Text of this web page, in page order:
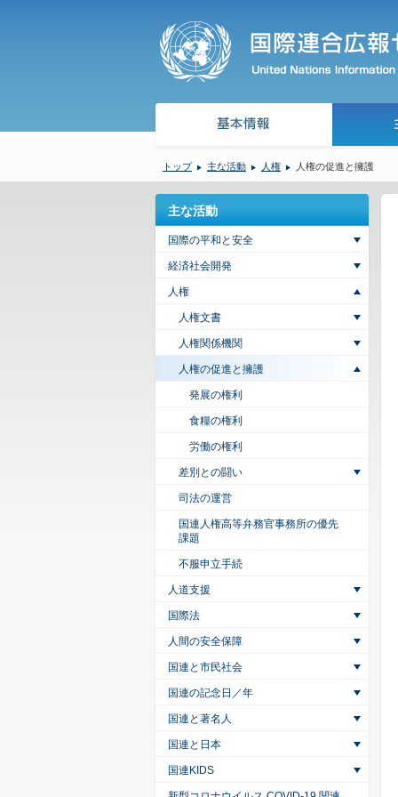
トップ 主な活動 人権 人権の促進と擁護
主な活動
国際の平和と安全
経済社会開発
人権
人権文書
人権関係機関
人権の促進と擁護
発展の権利
食糧の権利
労働の権利
差別との闘い
司法の運営
国連人権高等弁務官事務所の優先
課題
不服申立手続
人道支援
国際法
人間の安全保障
国連と市民社会
国連の記念日／年
国連と著名人
国連と日本
国連KIDS